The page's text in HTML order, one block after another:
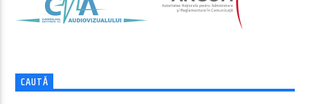
CAUTĂ